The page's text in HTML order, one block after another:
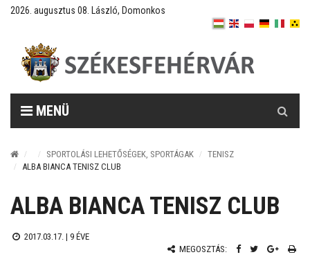
2026. augusztus 08. László, Domonkos
MENÜ
SPORTOLÁSI LEHETŐSÉGEK, SPORTÁGAK
TENISZ
ALBA BIANCA TENISZ CLUB
ALBA BIANCA TENISZ CLUB
2017.03.17. | 9 ÉVE
MEGOSZTÁS: